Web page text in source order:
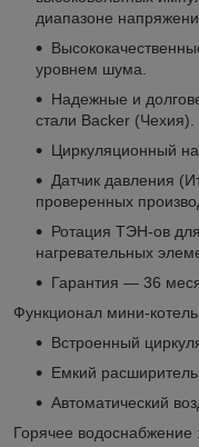
диапазоне
уровнем шума.
Надежные и
стали Backer (Чехия).
Циркуляционный
Датчик давления
проверенных
Ротация ТЭН-ов
нагревательных
Гарантия — 36
Функционал мини-
Встроенный
Емкий
Автоматический
Горячее водоснабжение :